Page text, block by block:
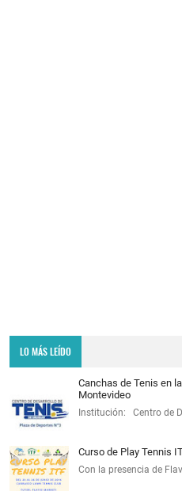
LO MÁS LEÍDO
Canchas de Tenis en
Montevideo
Institución: Centro de
Curso de Play Tennis
Con la presencia de